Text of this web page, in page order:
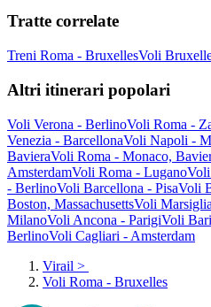
Tratte correlate
Treni Roma - BruxellesVoli
Altri itinerari popolari
Voli Verona - BerlinoVoli Roma -
Venezia - BarcellonaVoli Napoli -
BavieraVoli Roma - Monaco,
AmsterdamVoli Roma - Lugano
- BerlinoVoli Barcellona - PisaVoli
Boston, MassachusettsVoli
MilanoVoli Ancona - ParigiVoli
BerlinoVoli Cagliari - Amsterdam
Virail >
Voli Roma - Bruxelles